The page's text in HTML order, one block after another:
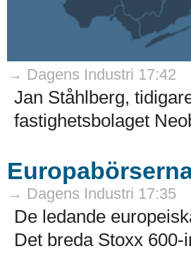
→ Dagens Industri 17:42
Jan Ståhlberg,
fastighetsbolaget
→ Dagens Industri 17:35
De ledande
Det breda Stoxx